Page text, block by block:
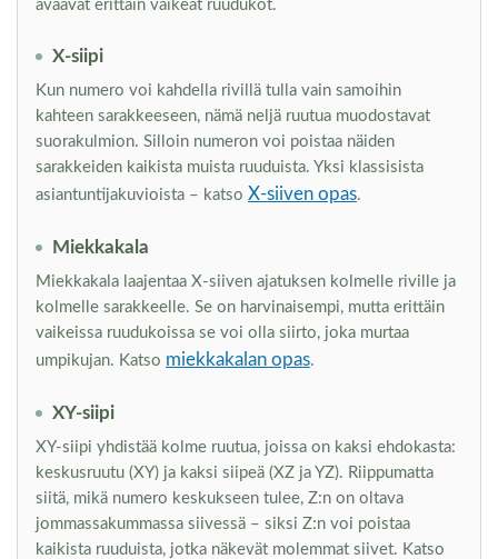
avaavat erittäin vaikeat ruudukot.
X-siipi
Kun numero voi kahdella rivillä tulla vain samoihin
kahteen sarakkeeseen, nämä neljä ruutua muodostavat
suorakulmion. Silloin numeron voi poistaa näiden
sarakkeiden kaikista muista ruuduista. Yksi klassisista
asiantuntijakuvioista – katso X-siiven opas.
Miekkakala
Miekkakala laajentaa X-siiven ajatuksen kolmelle riville ja
kolmelle sarakkeelle. Se on harvinaisempi, mutta erittäin
vaikeissa ruudukoissa se voi olla siirto, joka murtaa
umpikujan. Katso miekkakalan opas.
XY-siipi
XY-siipi yhdistää kolme ruutua, joissa on kaksi ehdokasta:
keskusruutu (XY) ja kaksi siipeä (XZ ja YZ). Riippumatta
siitä, mikä numero keskukseen tulee, Z:n on oltava
jommassakummassa siivessä – siksi Z:n voi poistaa
kaikista ruuduista, jotka näkevät molemmat siivet. Katso